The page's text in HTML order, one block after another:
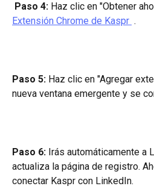
Paso 4: Haz clic en "Obtener
Extensión Chrome de Kaspr .
Paso 5: Haz clic en "Agregar
nueva ventana emergente y se
Paso 6: Irás automáticamente a
actualiza la página de registro.
conectar Kaspr con LinkedIn.